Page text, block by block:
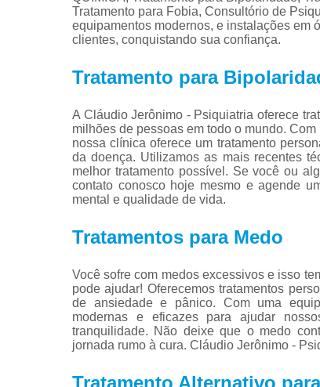
Tratamento para Fobia, Consultório de
equipamentos modernos, e instalações em
clientes, conquistando sua confiança.
Tratamento para
A Cláudio Jerônimo - Psiquiatria oferece
milhões de pessoas em todo o mundo.
nossa clínica oferece um tratamento
da doença. Utilizamos as mais recentes
melhor tratamento possível. Se você ou
contato conosco hoje mesmo e agende
mental e qualidade de vida.
Tratamentos para Medo
Você sofre com medos excessivos e isso
pode ajudar! Oferecemos tratamentos
de ansiedade e pânico. Com uma
modernas e eficazes para ajudar
tranquilidade. Não deixe que o medo
jornada rumo à cura. Cláudio Jerônimo -
Tratamento Alternativo